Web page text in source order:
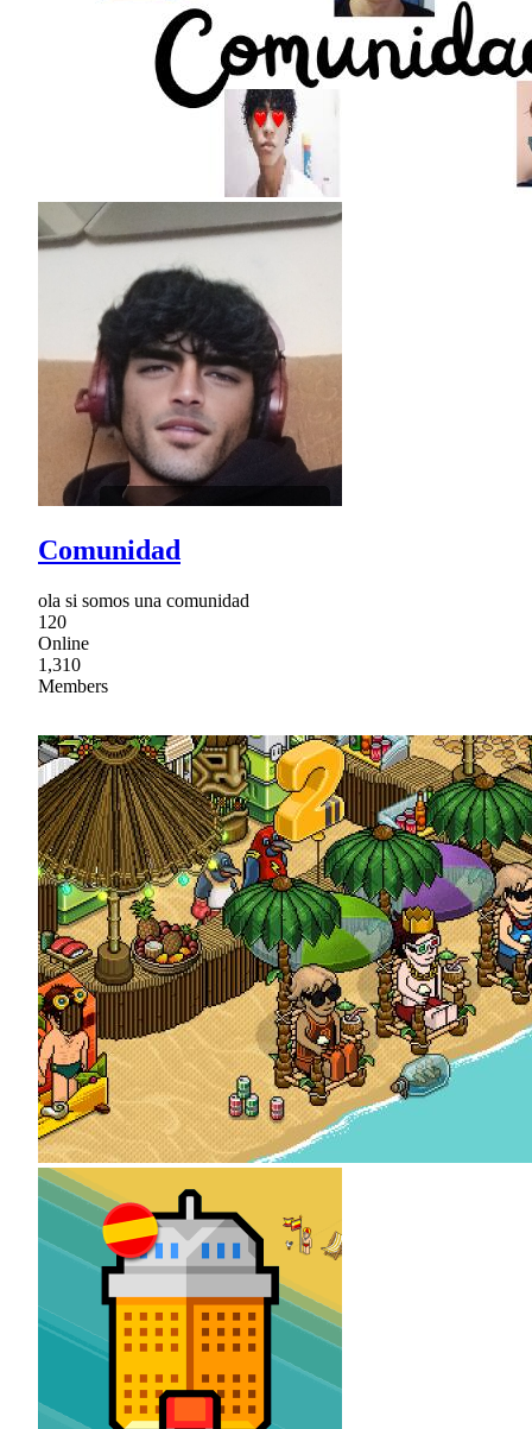
Comunidad
ola si somos una comunidad
120
Online
1,310
Members